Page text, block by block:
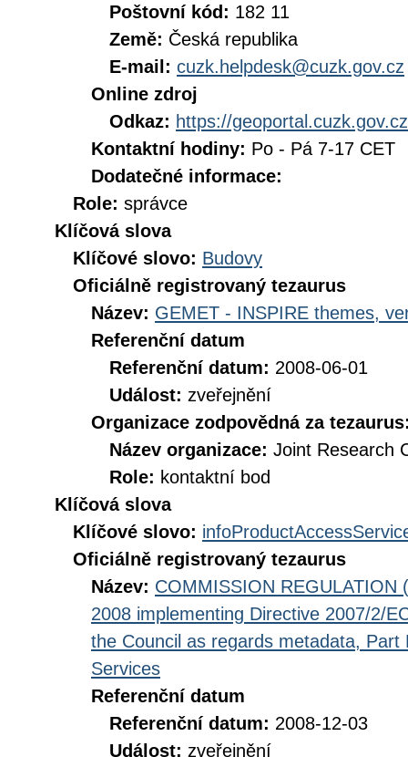
Poštovní kód: 182 11
Země: Česká republika
E-mail: cuzk.helpdesk@cuzk.gov.cz
Online zdroj
Odkaz: https://geoportal.cuzk.gov.cz
Kontaktní hodiny: Po - Pá 7-17 CET
Dodatečné informace:
Role: správce
Klíčová slova
Klíčové slovo: Budovy
Oficiálně registrovaný tezaurus
Název: GEMET - INSPIRE themes,
Referenční datum
Referenční datum: 2008-06-01
Událost: zveřejnění
Organizace zodpovědná za
Název organizace: Joint Research
Role: kontaktní bod
Klíčová slova
Klíčové slovo:
Oficiálně registrovaný tezaurus
Název: COMMISSION REGULATION
2008 implementing Directive 2007/2/
the Council as regards metadata,
Services
Referenční datum
Referenční datum: 2008-12-03
Událost: zveřejnění